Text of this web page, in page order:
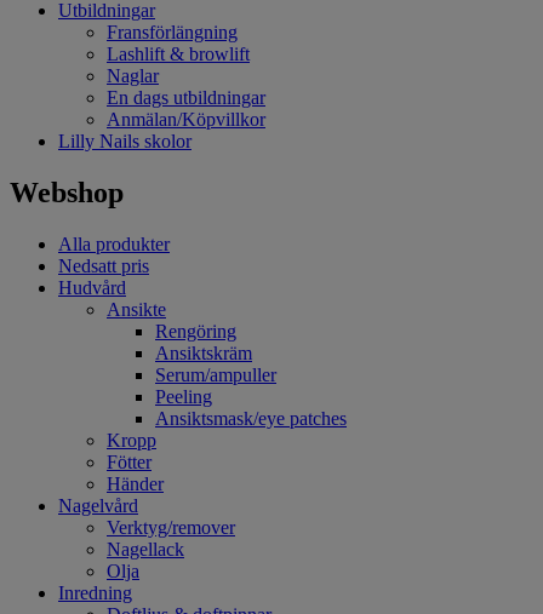
Utbildningar
Fransförlängning
Lashlift & browlift
Naglar
En dags utbildningar
Anmälan/Köpvillkor
Lilly Nails skolor
Webshop
Alla produkter
Nedsatt pris
Hudvård
Ansikte
Rengöring
Ansiktskräm
Serum/ampuller
Peeling
Ansiktsmask/eye patches
Kropp
Fötter
Händer
Nagelvård
Verktyg/remover
Nagellack
Olja
Inredning